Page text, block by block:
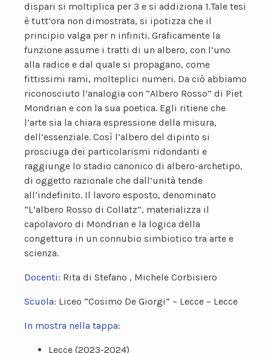
dispari si moltiplica per 3 e si addiziona 1.Tale tesi
è tutt’ora non dimostrata, si ipotizza che il
principio valga per n infiniti. Graficamente la
funzione assume i tratti di un albero, con l’uno
alla radice e dal quale si propagano, come
fittissimi rami, molteplici numeri. Da ciò abbiamo
riconosciuto l’analogia con “Albero Rosso” di Piet
Mondrian e con la sua poetica. Egli ritiene che
l’arte sia la chiara espressione della misura,
dell’essenziale. Così l’albero del dipinto si
prosciuga dei particolarismi ridondanti e
raggiunge lo stadio canonico di albero-archetipo,
di oggetto razionale che dall’unità tende
all’indefinito. Il lavoro esposto, denominato
“L’albero Rosso di Collatz”, materializza il
capolavoro di Mondrian e la logica della
congettura in un connubio simbiotico tra arte e
scienza.
Docenti: Rita di Stefano , Michele Corbisiero
Scuola: Liceo “Cosimo De Giorgi” – Lecce – Lecce
In mostra nella tappa:
Lecce (2023-2024)